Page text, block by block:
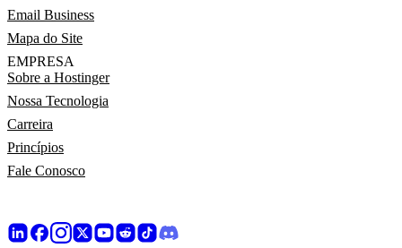
Email Business
Mapa do Site
EMPRESA
Sobre a Hostinger
Nossa Tecnologia
Carreira
Princípios
Fale Conosco